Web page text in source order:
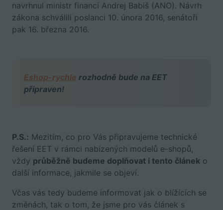
navrhnul ministr financí Andrej Babiš (ANO). Návrh
zákona schválili poslanci 10. února 2016, senátoři
pak 16. března 2016.
Eshop-rychle rozhodně bude na EET
připraven!
P.S.: Mezitím, co pro Vás připravujeme technické
řešení EET v rámci nabízených modelů e-shopů,
vždy průběžně budeme doplňovat i tento článek o
další informace, jakmile se objeví.
Včas vás tedy budeme informovat jak o blížících se
změnách, tak o tom, že jsme pro vás článek s